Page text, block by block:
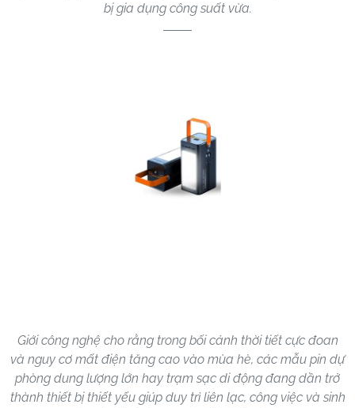
bị gia dụng công suất vừa.
Giới công nghệ cho rằng trong bối cảnh thời tiết cực đoan
và nguy cơ mất điện tăng cao vào mùa hè, các mẫu pin dự
phòng dung lượng lớn hay trạm sạc di động đang dần trở
thành thiết bị thiết yếu giúp duy trì liên lạc, công việc và sinh